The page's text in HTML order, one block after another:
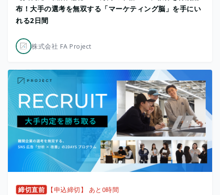
布！大手の選考を無双する「マーケティング脳」を手にい
れる2日間
株式会社 FA Project
締切直前 【申込締切】 あと0時間